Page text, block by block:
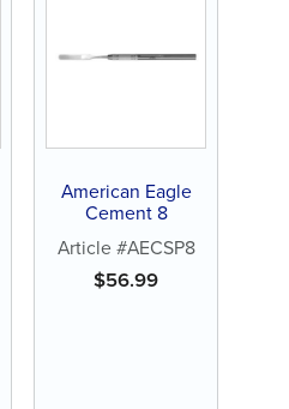
American Eagle
Cement 8
Article #AECSP8
$56.99